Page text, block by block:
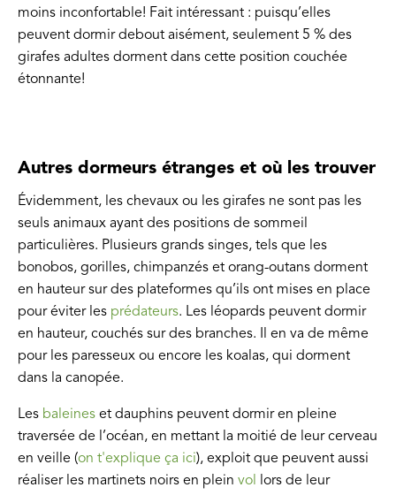
moins inconfortable! Fait intéressant : puisqu’elles
peuvent dormir debout aisément, seulement 5 % des
girafes adultes dorment dans cette position couchée
étonnante!
Autres dormeurs étranges et où les trouver
Évidemment, les chevaux ou les girafes ne sont pas les
seuls animaux ayant des positions de sommeil
particulières. Plusieurs grands singes, tels que les
bonobos, gorilles, chimpanzés et orang-outans dorment
en hauteur sur des plateformes qu’ils ont mises en place
pour éviter les prédateurs. Les léopards peuvent dormir
en hauteur, couchés sur des branches. Il en va de même
pour les paresseux ou encore les koalas, qui dorment
dans la canopée.
Les baleines et dauphins peuvent dormir en pleine
traversée de l’océan, en mettant la moitié de leur cerveau
en veille (on t'explique ça ici), exploit que peuvent aussi
réaliser les martinets noirs en plein vol
lors de leur